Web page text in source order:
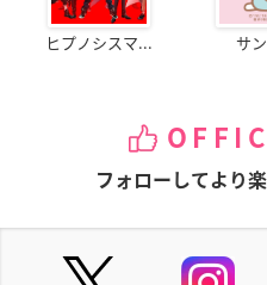
ヒプノシスマ... サ
フォローしてより